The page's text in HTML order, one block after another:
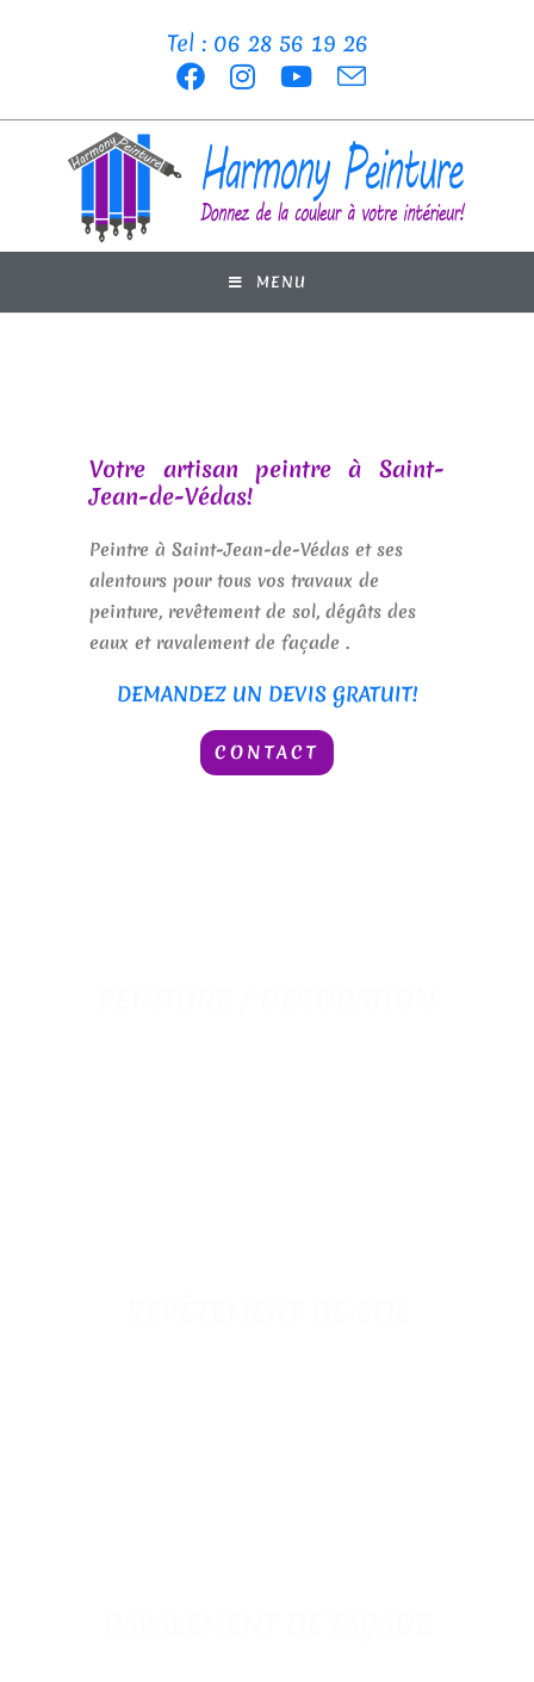
Tel : 06 28 56 19 26
MENU
Votre artisan peintre à Saint-
Jean-de-Védas!
Peintre à Saint-Jean-de-Védas et ses
alentours pour tous vos travaux de
peinture, revêtement de sol, dégâts des
eaux et ravalement de façade .
DEMANDEZ UN DEVIS GRATUIT!
CONTACT